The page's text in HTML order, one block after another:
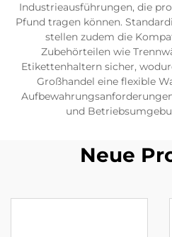
Industrieausführungen, die
Pfund tragen können.
stellen zudem die
Zubehörteilen wie
Etikettenhaltern sicher,
Großhandel eine flexible
und
Neue